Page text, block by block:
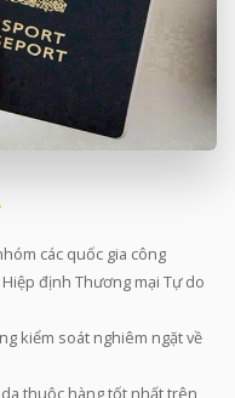
các quốc gia công
định Thương mại Tự do
kiểm soát nghiêm ngặt về
thuộc hàng tốt nhất trên